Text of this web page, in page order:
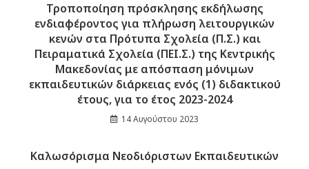
Τροποποίηση πρόσκλησης εκδήλωσης
ενδιαφέροντος για πλήρωση λειτουργικών
κενών στα Πρότυπα Σχολεία (Π.Σ.) και
Πειραματικά Σχολεία (ΠΕΙ.Σ.) της Κεντρικής
Μακεδονίας με απόσπαση μόνιμων
εκπαιδευτικών διάρκειας ενός (1) διδακτικού
έτους, για το έτος 2023-2024
14 Αυγούστου 2023
Καλωσόρισμα Νεοδιόριστων Εκπαιδευτικών